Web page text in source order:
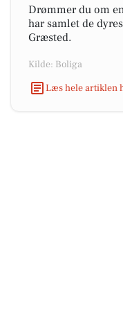
Drømmer du om
har samlet de
Græsted.
Kilde: Boliga
Læs hele artiklen